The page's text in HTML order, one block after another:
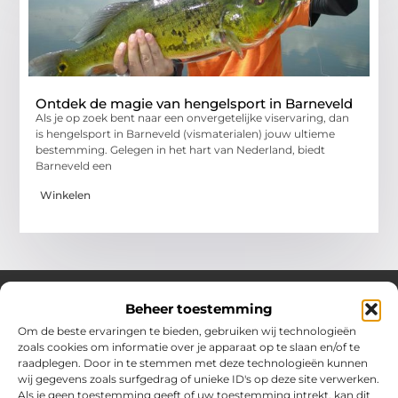
Beheer toestemming
Om de beste ervaringen te bieden, gebruiken wij technologieën
zoals cookies om informatie over je apparaat op te slaan en/of te
raadplegen. Door in te stemmen met deze technologieën kunnen
wij gegevens zoals surfgedrag of unieke ID's op deze site verwerken.
Als je geen toestemming geeft of uw toestemming intrekt, kan dit
Ontdek de magie van hengelsport in Barneveld
Als je op zoek bent naar een onvergetelijke viservaring, dan
is hengelsport in Barneveld (vismaterialen) jouw ultieme
bestemming. Gelegen in het hart van Nederland, biedt
Barneveld een
Winkelen
Over Chobmak
Jouw gids voor inspiratie en tips uit het dagelijks leven.
Ontdek een brede verzameling blogs en artikelen die je helpen
om het meeste uit elke dag te halen, met praktische adviezen